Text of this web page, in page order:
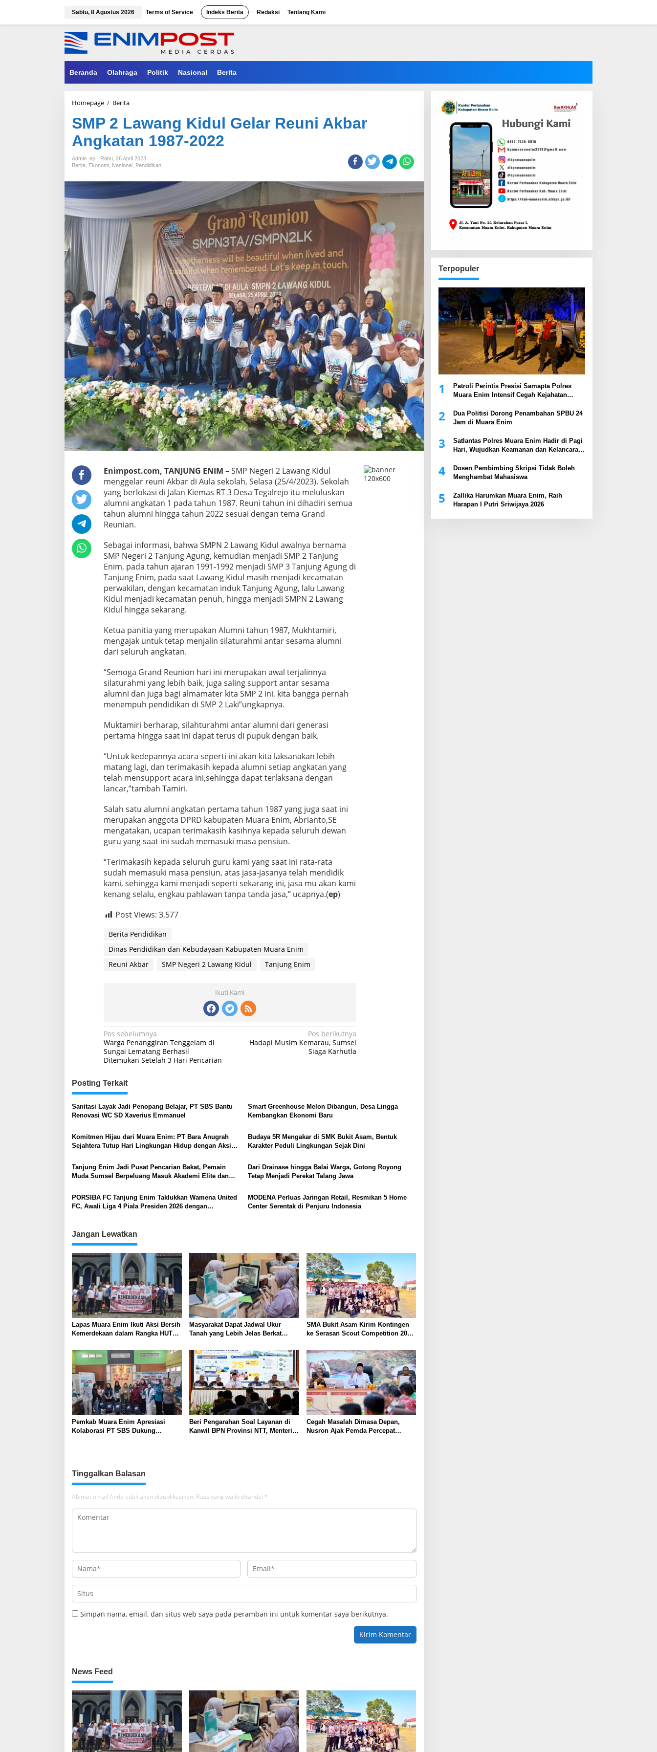
Sabtu, 8 Agustus 2026 Terms of Service Indeks Berita Redaksi Tentang Kami
Beranda Olahraga Politik Nasional Berita
Homepage / BeritaSMP
Lawang
Kidul
Gelar
Reuni
Akbar
Angkatan
2022
SMP 2 Lawang Kidul Gelar Reuni Akbar
Angkatan 1987-2022
Admin_ep
Rabu, 26 April 2023
Berita Ekonomi Nasional Pendidikan
Enimpost.com, TANJUNG ENIM –SMP Negeri 2 Lawang Kidul
menggelar reuni Akbar di Aula sekolah, Selasa (25/4/2023). Sekolah
yang berlokasi di Jalan Kiemas RT 3 Desa Tegalrejo itu meluluskan
alumni angkatan 1 pada tahun 1987. Reuni tahun ini dihadiri semua
tahun alumni hingga tahun 2022 sesuai dengan tema Grand
Reunian.
Sebagai informasi, bahwa SMPN 2 Lawang Kidul awalnya bernama
SMP Negeri 2 Tanjung Agung, kemudian menjadi SMP 2 Tanjung
Enim, pada tahun ajaran 1991-1992 menjadi SMP 3 Tanjung Agung di
Tanjung Enim, pada saat Lawang Kidul masih menjadi kecamatan
perwakilan, dengan kecamatan induk Tanjung Agung, lalu Lawang
Kidul menjadi kecamatan penuh, hingga menjadi SMPN 2 Lawang
Kidul hingga sekarang.
Ketua panitia yang merupakan Alumni tahun 1987, Mukhtamiri,
mengajak untuk tetap menjalin silaturahmi antar sesama alumni
dari seluruh angkatan.
“Semoga Grand Reunion hari ini merupakan awal terjalinnya
silaturahmi yang lebih baik, juga saling support antar sesama
alumni dan juga bagi almamater kita SMP 2 ini, kita bangga pernah
menempuh pendidikan di SMP 2 Laki”ungkapnya.
Muktamiri berharap, silahturahmi antar alumni dari generasi
pertama hingga saat ini dapat terus di pupuk dengan baik.
“Untuk kedepannya acara seperti ini akan kita laksanakan lebih
matang lagi, dan terimakasih kepada alumni setiap angkatan yang
telah mensupport acara ini,sehingga dapat terlaksana dengan
lancar,”tambah Tamiri.
Salah satu alumni angkatan pertama tahun 1987 yang juga saat ini
merupakan anggota DPRD kabupaten Muara Enim, Abrianto,SE
mengatakan, ucapan terimakasih kasihnya kepada seluruh dewan
guru yang saat ini sudah memasuki masa pensiun.
“Terimakasih kepada seluruh guru kami yang saat ini rata-rata
sudah memasuki masa pensiun, atas jasa-jasanya telah mendidik
kami, sehingga kami menjadi seperti sekarang ini, jasa mu akan kami
kenang selalu, engkau pahlawan tanpa tanda jasa,” ucapnya.(ep)
Post Views: 3,577
Berita Pendidikan
Dinas Pendidikan dan Kebudayaan Kabupaten Muara Enim
Reuni Akbar
SMP Negeri 2 Lawang Kidul Tanjung Enim
Ikuti Kami
Navigasi
pos
Pos sebelumnya
Warga Penanggiran Tenggelam di
Sungai Lematang Berhasil
Ditemukan Setelah 3 Hari Pencarian
Pos berikutnya
Hadapi Musim Kemarau, Sumsel
Siaga Karhutla
Posting Terkait
Sanitasi Layak Jadi Penopang Belajar, PT SBS Bantu
Renovasi WC SD Xaverius Emmanuel
Smart Greenhouse Melon Dibangun, Desa Lingga
Kembangkan Ekonomi Baru
Komitmen Hijau dari Muara Enim: PT Bara Anugrah
Sejahtera Tutup Hari Lingkungan Hidup dengan Aksi
Budaya 5R Mengakar di SMK Bukit Asam, Bentuk
Karakter Peduli Lingkungan Sejak Dini
Tanjung Enim Jadi Pusat Pencarian Bakat, Pemain
Muda Sumsel Berpeluang Masuk Akademi Elite dan
Dari Drainase hingga Balai Warga, Gotong Royong
Tetap Menjadi Perekat Talang Jawa
PORSIBA FC Tanjung Enim Taklukkan Wamena United
FC, Awali Liga 4 Piala Presiden 2026 dengan
MODENA Perluas Jaringan Retail, Resmikan 5 Home
Center Serentak di Penjuru Indonesia
Jangan Lewatkan
Lapas Muara Enim Ikuti Aksi Bersih
Kemerdekaan dalam Rangka HUT
Masyarakat Dapat Jadwal Ukur
Tanah yang Lebih Jelas Berkat
SMA Bukit Asam Kirim Kontingen
ke Serasan Scout Competition 2026,
Kepemimpinan Siswa
Pemkab Muara Enim Apresiasi
Kolaborasi PT SBS Dukung
Beri Pengarahan Soal Layanan di
Kanwil BPN Provinsi NTT, Menteri
Cegah Masalah Dimasa Depan,
Nusron Ajak Pemda Percepat
Tinggalkan Balasan
Alamat email Anda tidak akan dipublikasikan. Ruas yang wajib ditandai *
Simpan nama, email, dan situs web saya pada peramban ini untuk komentar saya berikutnya.
News Feed
Terpopuler
1
Patroli Perintis Presisi Samapta Polres
Muara Enim Intensif Cegah Kejahatan
2
Dua Politisi Dorong Penambahan SPBU 24
Jam di Muara Enim
3
Satlantas Polres Muara Enim Hadir di Pagi
Hari, Wujudkan Keamanan dan Kelancaran
4
Dosen Pembimbing Skripsi Tidak Boleh
Menghambat Mahasiswa
5
Zallika Harumkan Muara Enim, Raih
Harapan I Putri Sriwijaya 2026